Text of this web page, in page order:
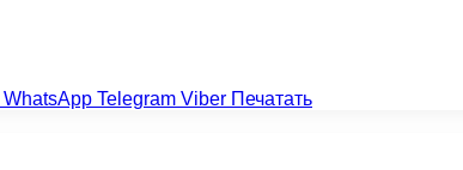
WhatsApp Telegram Viber Печатать